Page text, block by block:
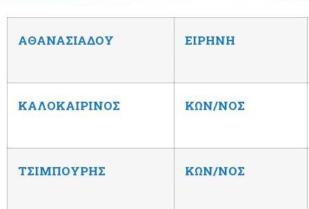
AΘΑΝΑΣΙΑΔΟΥ ΕΙΡΗΝΗ
KAΛΟΚΑΙΡΙΝΟΣ ΚΩΝ/ΝΟΣ
TΣΙΜΠΟΥΡΗΣ ΚΩΝ/ΝΟΣ